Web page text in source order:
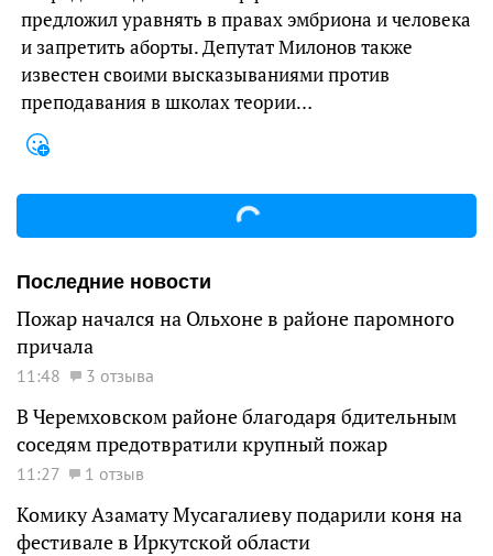
предложил уравнять в правах эмбриона и человека
и запретить аборты. Депутат Милонов также
известен своими высказываниями против
преподавания в школах теории…
Последние новости
Пожар начался на Ольхоне в районе паромного
причала
11:48 3 отзыва
В Черемховском районе благодаря бдительным
соседям предотвратили крупный пожар
11:27 1 отзыв
Комику Азамату Мусагалиеву подарили коня на
фестивале в Иркутской области